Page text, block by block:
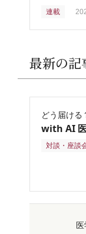
連載
最新の記
どう届ける
with AI
対談・座談